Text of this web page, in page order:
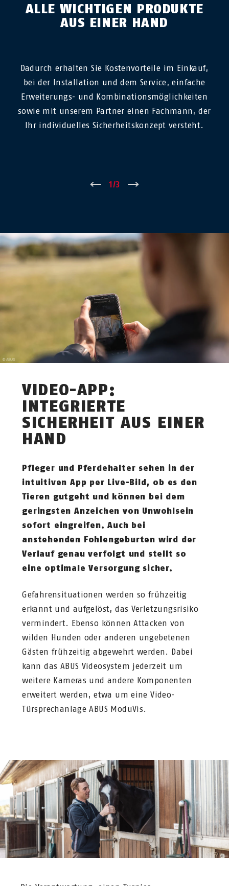
ALLE WICHTIGEN PRODUKTE
AUS EINER HAND
Dadurch erhalten Sie Kostenvorteile im Einkauf,
bei der Installation und dem Service, einfache
Erweiterungs- und Kombinationsmöglichkeiten
sowie mit unserem Partner einen Fachmann, der
Ihr individuelles Sicherheitskonzept versteht.
1/3
VIDEO-APP:
INTEGRIERTE
SICHERHEIT AUS EINER
HAND
Pfleger und Pferdehalter sehen in der
intuitiven App per Live-Bild, ob es den
Tieren gutgeht und können bei dem
geringsten Anzeichen von Unwohlsein
sofort eingreifen. Auch bei
anstehenden Fohlengeburten wird der
Verlauf genau verfolgt und stellt so
eine optimale Versorgung sicher.
Gefahrensituationen werden so frühzeitig
erkannt und aufgelöst, das Verletzungsrisiko
vermindert. Ebenso können Attacken von
wilden Hunden oder anderen ungebetenen
Gästen frühzeitig abgewehrt werden. Dabei
kann das ABUS Videosystem jederzeit um
weitere Kameras und andere Komponenten
erweitert werden, etwa um eine Video-
Türsprechanlage ABUS ModuVis.